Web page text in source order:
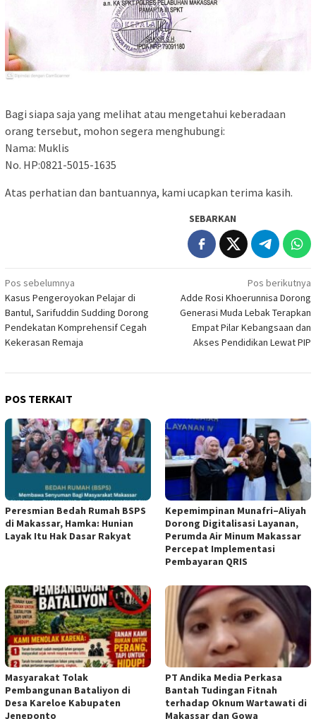
Bagi siapa saja yang melihat atau mengetahui keberadaan
orang tersebut, mohon segera menghubungi:
Nama: Muklis
No. HP:0821-5015-1635
Atas perhatian dan bantuannya, kami ucapkan terima kasih.
SEBARKAN
Navigasi
pos
Pos sebelumnya
Kasus Pengeroyokan Pelajar di
Bantul, Sarifuddin Sudding Dorong
Pendekatan Komprehensif Cegah
Kekerasan Remaja
Pos berikutnya
Adde Rosi Khoerunnisa Dorong
Generasi Muda Lebak Terapkan
Empat Pilar Kebangsaan dan
Akses Pendidikan Lewat PIP
POS TERKAIT
Peresmian Bedah Rumah BSPS
di Makassar, Hamka: Hunian
Layak Itu Hak Dasar Rakyat
Kepemimpinan Munafri–Aliyah
Dorong Digitalisasi Layanan,
Perumda Air Minum Makassar
Percepat Implementasi
Pembayaran QRIS
Masyarakat Tolak
Pembangunan Bataliyon di
Desa Kareloe Kabupaten
Jeneponto
PT Andika Media Perkasa
Bantah Tudingan Fitnah
terhadap Oknum Wartawati di
Makassar dan Gowa